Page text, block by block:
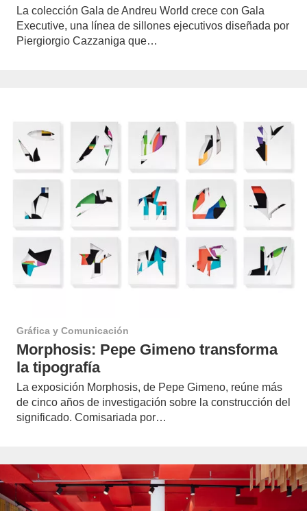
La colección Gala de Andreu World crece con Gala
Executive, una línea de sillones ejecutivos diseñada por
Piergiorgio Cazzaniga que…
Gráfica y Comunicación
Morphosis: Pepe Gimeno transforma
la tipografía
La exposición Morphosis, de Pepe Gimeno, reúne más
de cinco años de investigación sobre la construcción del
significado. Comisariada por…